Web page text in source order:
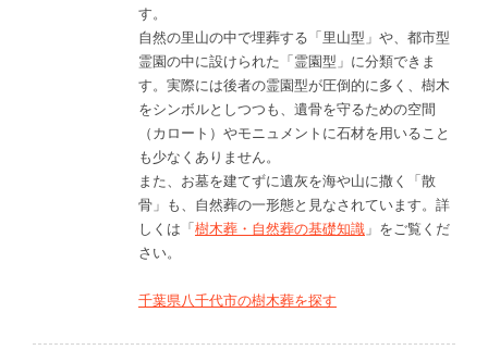
す。
自然の里山の中で埋葬する「里山型」や、都市型
霊園の中に設けられた「霊園型」に分類できま
す。実際には後者の霊園型が圧倒的に多く、樹木
をシンボルとしつつも、遺骨を守るための空間
（カロート）やモニュメントに石材を用いること
も少なくありません。
また、お墓を建てずに遺灰を海や山に撒く「散
骨」も、自然葬の一形態と見なされています。詳
しくは「樹木葬・自然葬の基礎知識 」をご覧くだ
さい。
千葉県八千代市の樹木葬を探す